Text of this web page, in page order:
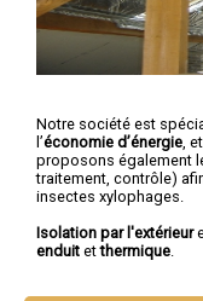
Notre société est
l’économie d’énergie,
proposons également
traitement, contrôle)
insectes xylophages.
Isolation par l'extérieur
enduit etthermique.